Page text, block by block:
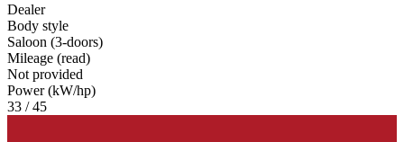
Dealer
Body style
Saloon (3-doors)
Mileage (read)
Not provided
Power (kW/hp)
33 / 45